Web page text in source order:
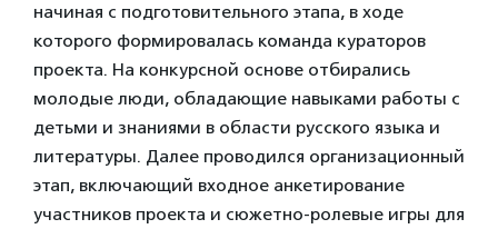
начиная с подготовительного этапа, в ходе
которого формировалась команда кураторов
проекта. На конкурсной основе отбирались
молодые люди, обладающие навыками работы с
детьми и знаниями в области русского языка и
литературы. Далее проводился организационный
этап, включающий входное анкетирование
участников проекта и сюжетно-ролевые игры для